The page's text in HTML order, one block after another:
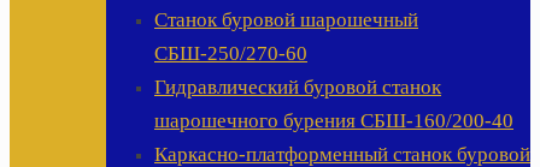
Станок буровой шарошечный
СБШ-250/270-60
Гидравлический буровой станок
шарошечного бурения СБШ-160/200-40
Каркасно-платформенный станок буровой